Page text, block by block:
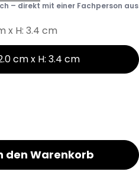
– direkt mit einer Fachperson aus
x H: 3.4 cm
cm x H: 3.4 cm
Griff verringern
Kommode Griff
den Warenkorb